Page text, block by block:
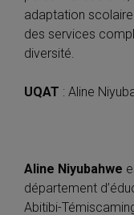
adaptation
des services
diversité.
UQAT : Aline
Aline Niyubahwe
département
Abitibi-